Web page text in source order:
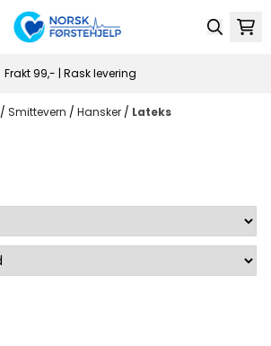
Frakt 99,- | Rask levering
/ Smittevern / Hansker / Lateks